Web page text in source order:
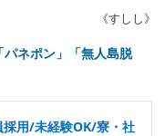
《すしし》
パネポン」「無人島脱
用/未経験OK/寮・社